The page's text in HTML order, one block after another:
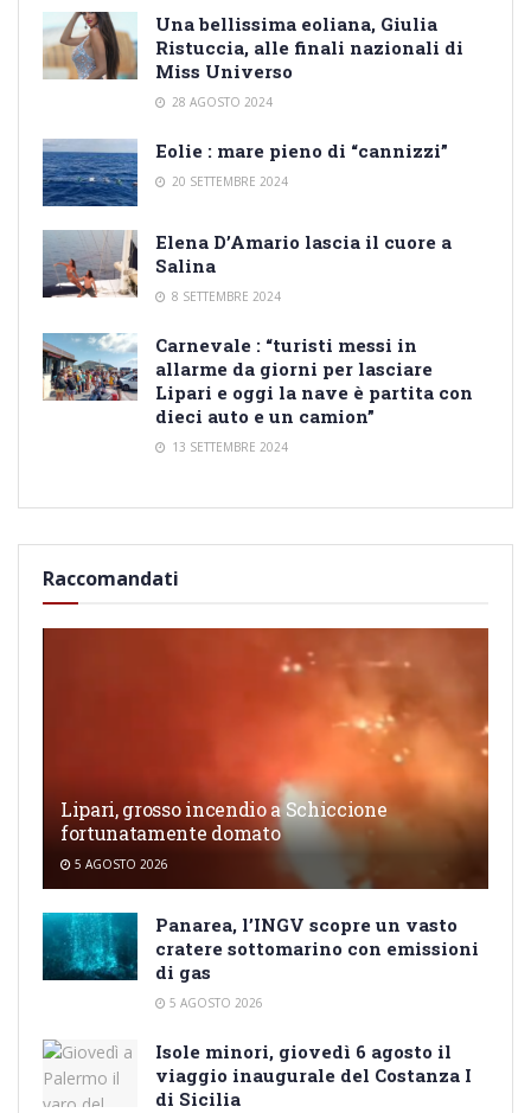
Una bellissima eoliana, Giulia
Ristuccia, alle finali nazionali di
Miss Universo
28 AGOSTO 2024
Eolie : mare pieno di “cannizzi”
20 SETTEMBRE 2024
Elena D’Amario lascia il cuore a
Salina
8 SETTEMBRE 2024
Carnevale : “turisti messi in
allarme da giorni per lasciare
Lipari e oggi la nave è partita con
dieci auto e un camion”
13 SETTEMBRE 2024
Raccomandati
Lipari, grosso incendio a Schiccione
fortunatamente domato
5 AGOSTO 2026
Panarea, l’INGV scopre un vasto
cratere sottomarino con emissioni
di gas
5 AGOSTO 2026
Isole minori, giovedì 6 agosto il
viaggio inaugurale del Costanza I
di Sicilia